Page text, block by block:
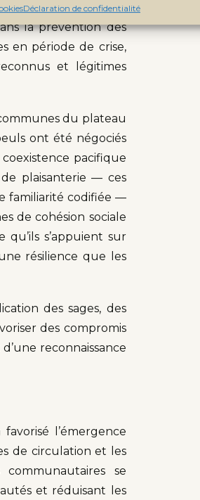
Déclaration de confidentialité
dignitaires religieux
la prévention des
en période de crise,
et légitimes
du plateau
ont été négociés
pacifique
plaisanterie — ces
familiarité codifiée —
de cohésion sociale
s’appuient sur
résilience que les
des sages, des
des compromis
reconnaissance
l’émergence
de circulation et les
se
et réduisant les